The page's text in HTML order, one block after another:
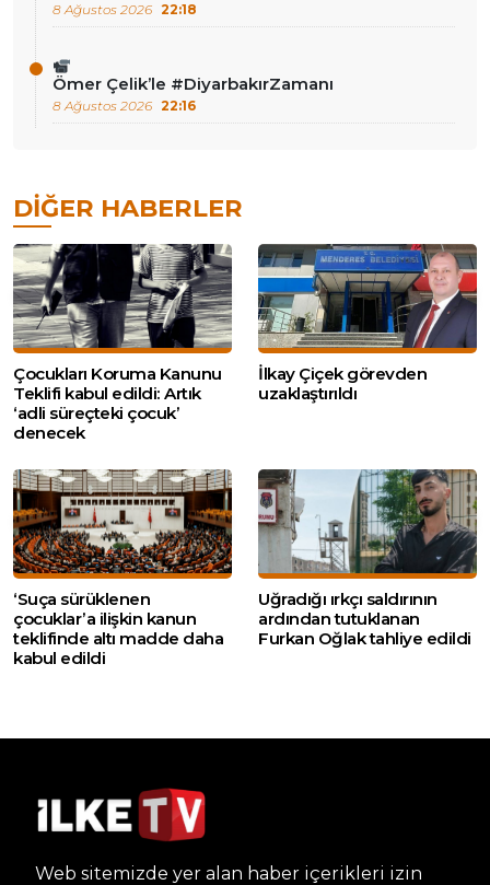
8 Ağustos 2026 22:18
Ömer Çelik’le #DiyarbakırZamanı
8 Ağustos 2026 22:16
DIĞER HABERLER
Çocukları Koruma Kanunu
Teklifi kabul edildi: Artık
‘adli süreçteki çocuk’
denecek
İlkay Çiçek görevden
uzaklaştırıldı
‘Suça sürüklenen
çocuklar’a ilişkin kanun
teklifinde altı madde daha
kabul edildi
Uğradığı ırkçı saldırının
ardından tutuklanan
Furkan Oğlak tahliye edildi
Web sitemizde yer alan haber içerikleri izin